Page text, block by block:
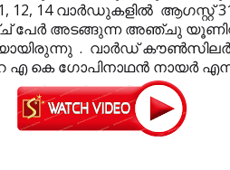
11, 12, 14 വാര്‍ഡുകളില്‍
അടങ്ങുന്ന അഞ്ചു
. വാർഡ് കൗൺസിലർ
കെ ഗോപിനാഥൻ നായർ